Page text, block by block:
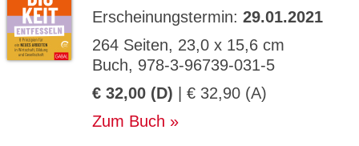
Erscheinungstermin: 29.01.2021
264 Seiten, 23,0 x 15,6 cm
Buch, 978-3-96739-031-5
€ 32,00 (D) | € 32,90 (A)
Zum Buch